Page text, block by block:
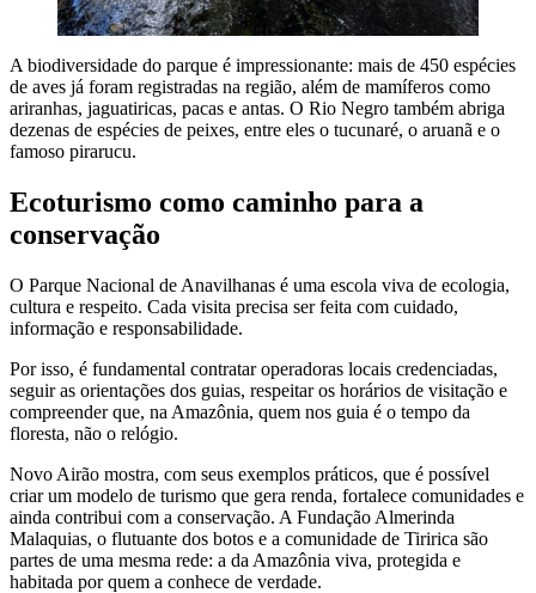
A biodiversidade do parque é impressionante: mais de 450 espécies
de aves já foram registradas na região, além de mamíferos como
ariranhas, jaguatiricas, pacas e antas. O Rio Negro também abriga
dezenas de espécies de peixes, entre eles o tucunaré, o aruanã e o
famoso pirarucu.
Ecoturismo como caminho para a
conservação
O Parque Nacional de Anavilhanas é uma escola viva de ecologia,
cultura e respeito. Cada visita precisa ser feita com cuidado,
informação e responsabilidade.
Por isso, é fundamental contratar operadoras locais credenciadas,
seguir as orientações dos guias, respeitar os horários de visitação e
compreender que, na Amazônia, quem nos guia é o tempo da
floresta, não o relógio.
Novo Airão mostra, com seus exemplos práticos, que é possível
criar um modelo de turismo que gera renda, fortalece comunidades e
ainda contribui com a conservação. A Fundação Almerinda
Malaquias, o flutuante dos botos e a comunidade de Tiririca são
partes de uma mesma rede: a da Amazônia viva, protegida e
habitada por quem a conhece de verdade.